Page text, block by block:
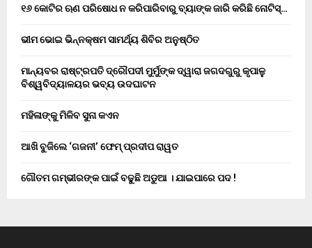
୧୬ କୋଟିର ଋଣ ପରିଷୋଧ ନ କରିପାରିବାରୁ ବ୍ୟାଙ୍କ ଜାରି କରିଛି ନୋଟିସ୍…
ଭୀମ ଭୋଇ ଭିନ୍ନକ୍ଷମ ସାମର୍ଥ୍ୟ ଶିବିର ଅନୁଷ୍ଠିତ
ମାନ୍ୟବର ରାଷ୍ଟ୍ରପତି ଦ୍ରୌପଦୀ ମୁର୍ମୁଙ୍କ ଦ୍ୱାରା ଜଗଦଗୁରୁ କୃପାଳୁ
ବିଶ୍ୱବିଦ୍ୟାଳୟର ଭବ୍ୟ ଉଦଘାଟନ
ମହିଳାଙ୍କୁ ମିଳିବ ସୁନା କଏନ
ଆଖି ବୁଜିଲେ ‘ଗଜନୀ’ ଫେମ୍ ପ୍ରଦୀପ ରାୱତ
ଗୌତମ ଗମ୍ଭୀରଙ୍କ ପାଇଁ ବଢୁଛି ଅଡୁଆ । ଯାଇପାରେ ପଦ !